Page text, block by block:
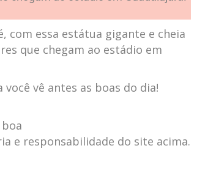
com essa estátua gigante e cheia
que chegam ao estádio em
vê antes as boas do dia!
e responsabilidade do site acima.